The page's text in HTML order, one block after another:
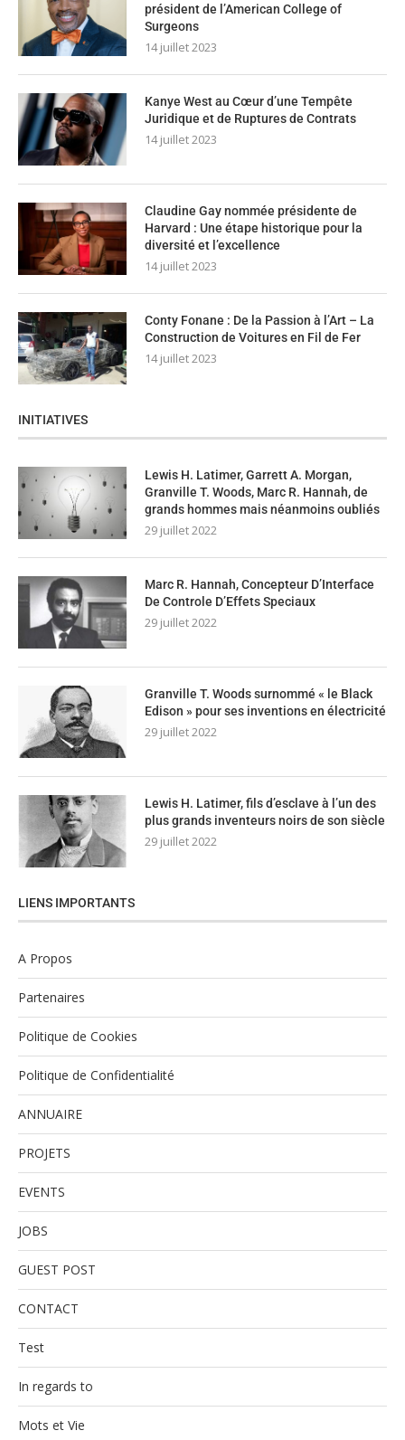
président de l’American College of
Surgeons
14 juillet 2023
Kanye West au Cœur d’une Tempête
Juridique et de Ruptures de Contrats
14 juillet 2023
Claudine Gay nommée présidente de
Harvard : Une étape historique pour la
diversité et l’excellence
14 juillet 2023
Conty Fonane : De la Passion à l’Art – La
Construction de Voitures en Fil de Fer
14 juillet 2023
INITIATIVES
Lewis H. Latimer, Garrett A. Morgan,
Granville T. Woods, Marc R. Hannah, de
grands hommes mais néanmoins oubliés
29 juillet 2022
Marc R. Hannah, Concepteur D’Interface
De Controle D’Effets Speciaux
29 juillet 2022
Granville T. Woods surnommé « le Black
Edison » pour ses inventions en électricité
29 juillet 2022
Lewis H. Latimer, fils d’esclave à l’un des
plus grands inventeurs noirs de son siècle
29 juillet 2022
LIENS IMPORTANTS
A Propos
Partenaires
Politique de Cookies
Politique de Confidentialité
ANNUAIRE
PROJETS
EVENTS
JOBS
GUEST POST
CONTACT
Test
In regards to
Mots et Vie